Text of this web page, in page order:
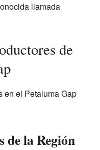
llamada
de
en el Petaluma Gap
de la Región